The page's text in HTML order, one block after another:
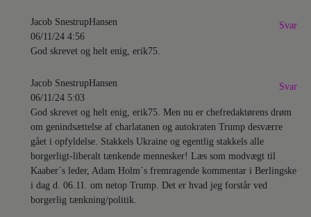
Jacob SnestrupHansen
06/11/24 4:56
God skrevet og helt enig, erik75.
Svar
Jacob SnestrupHansen
06/11/24 5:03
God skrevet og helt enig, erik75. Men nu er chefredaktørens drøm
om genindsættelse af charlatanen og autokraten Trump desværre
gået i opfyldelse. Stakkels Ukraine og egentlig stakkels alle
borgerligt-liberalt tænkende mennesker! Læs som modvægt til
Kaaber´s leder, Adam Holm´s fremragende kommentar i Berlingske
i dag d. 06.11. om netop Trump. Det er hvad jeg forstår ved
borgerlig tænkning/politik.
Svar